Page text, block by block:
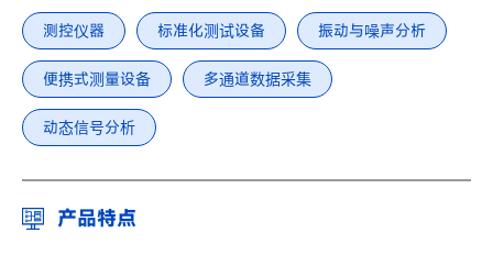
测控仪器 标准化测试设备 振动与噪声分析
便携式测量设备 多通道数据采集
动态信号分析
产品特点